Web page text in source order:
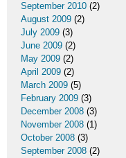
September 2010 (2)
August 2009 (2)
July 2009 (3)
June 2009 (2)
May 2009 (2)
April 2009 (2)
March 2009 (5)
February 2009 (3)
December 2008 (3)
November 2008 (1)
October 2008 (3)
September 2008 (2)